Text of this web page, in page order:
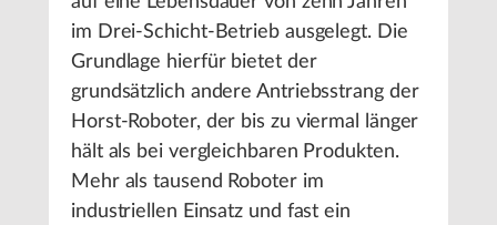
im Drei-Schicht-Betrieb ausgelegt. Die
Grundlage hierfür bietet der
grundsätzlich andere Antriebsstrang der
Horst-Roboter, der bis zu viermal länger
hält als bei vergleichbaren Produkten.
Mehr als tausend Roboter im
industriellen Einsatz und fast ein